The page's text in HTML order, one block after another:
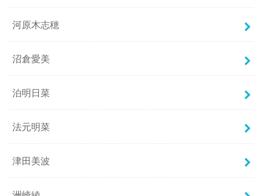
河原木志穂
沼倉愛美
泊明日菜
法元明菜
津田美波